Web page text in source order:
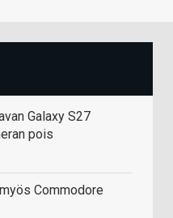
Galaxy S27
pois
Commodore